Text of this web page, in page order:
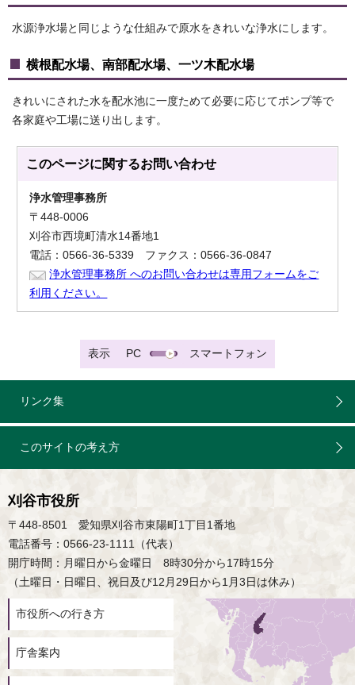
水源浄水場と同じような仕組みで原水をきれいな浄水にします。
横根配水場、南部配水場、一ツ木配水場
きれいにされた水を配水池に一度ためて必要に応じてポンプ等で
各家庭や工場に送り出します。
このページに関するお問い合わせ
浄水管理事務所
〒448-0006
刈谷市西境町清水14番地1
電話：0566-36-5339 ファクス：0566-36-0847
浄水管理事務所 へのお問い合わせは専用フォームをご
利用ください。
表示 PC スマートフォン
リンク集
このサイトの考え方
刈谷市役所
〒448-8501 愛知県刈谷市東陽町1丁目1番地
電話番号：0566-23-1111（代表）
開庁時間：月曜日から金曜日 8時30分から17時15分
（土曜日・日曜日、祝日及び12月29日から1月3日は休み）
市役所への行き方
庁舎案内